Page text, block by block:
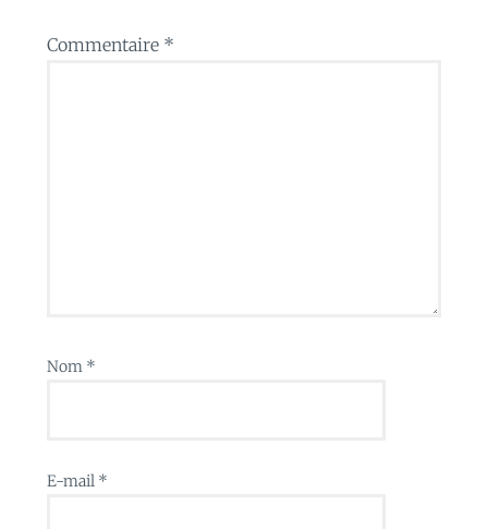
Commentaire *
Nom *
E-mail *